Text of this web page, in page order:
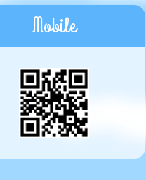
Mobile